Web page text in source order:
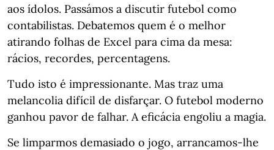
aos ídolos. Passámos a discutir futebol como
contabilistas. Debatemos quem é o melhor
atirando folhas de Excel para cima da mesa:
rácios, recordes, percentagens.
Tudo isto é impressionante. Mas traz uma
melancolia difícil de disfarçar. O futebol moderno
ganhou pavor de falhar. A eficácia engoliu a magia.
Se limparmos demasiado o jogo, arrancamos-lhe